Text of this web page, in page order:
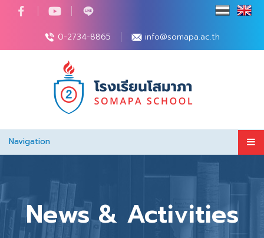
0-2734-8865 info@somapa.ac.th
Navigation
News & Activities